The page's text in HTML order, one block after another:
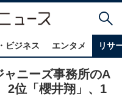
ビジネス エンタメ リサ
ニーズ事務所のA
2位「櫻井翔」、1